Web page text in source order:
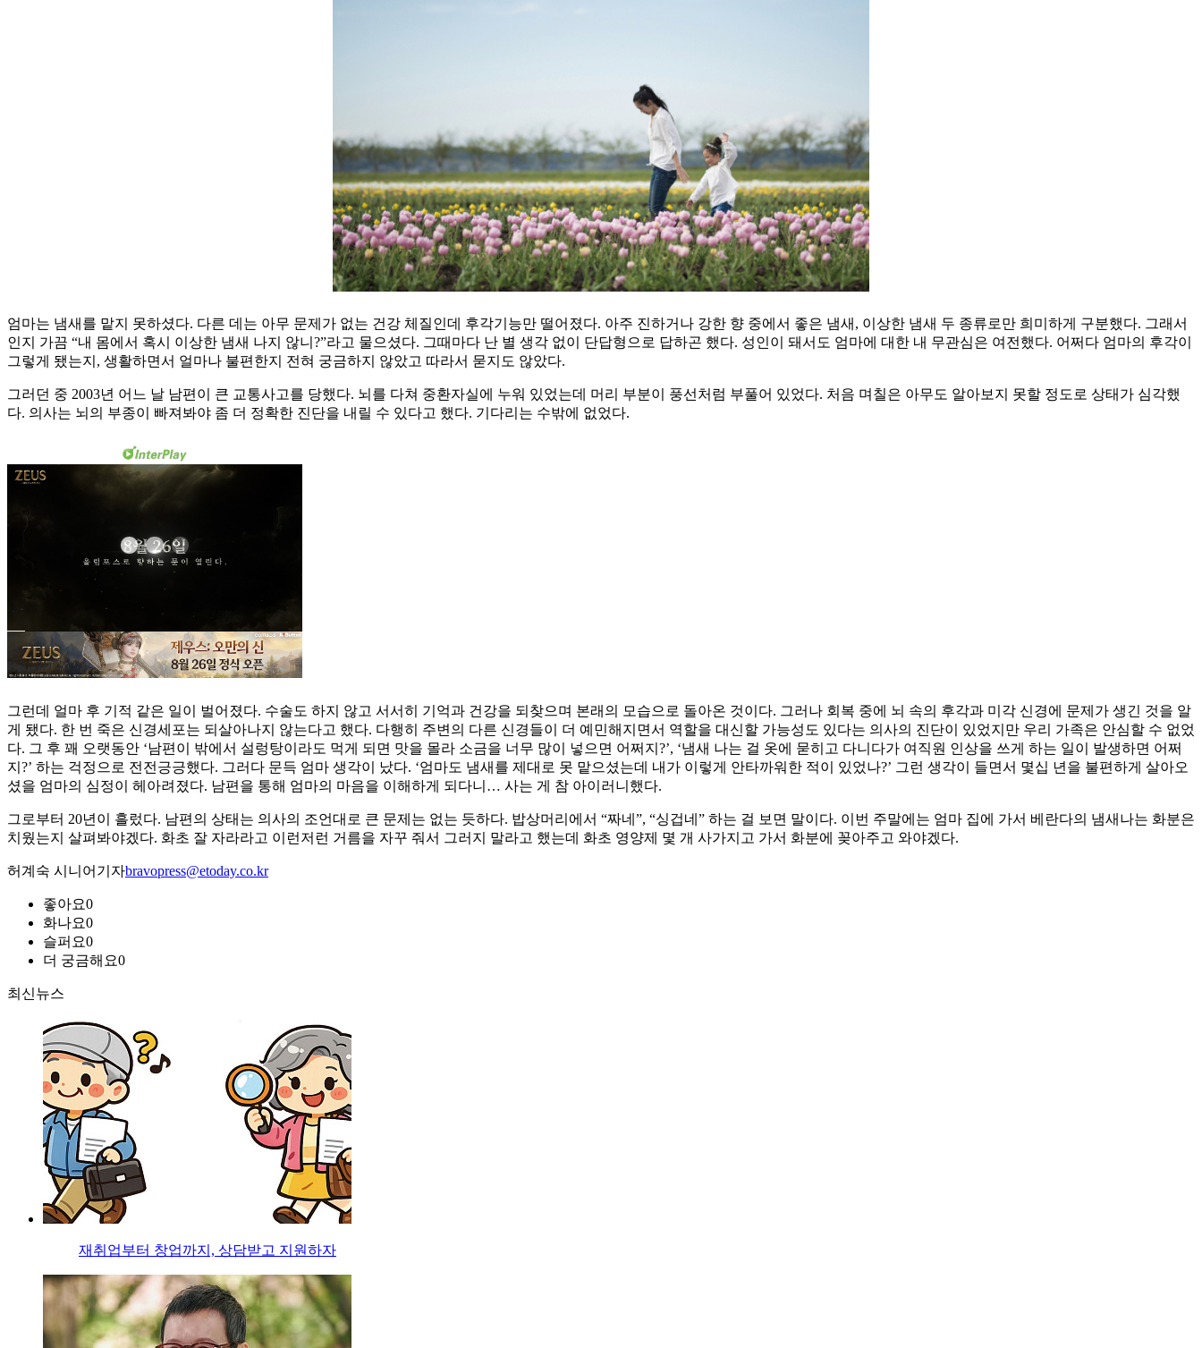
엄마는 냄새를 맡지 못하셨다. 다른 데는 아무 문제가 없는 건강 체질인데 후각기능만 떨어졌다. 아주 진하거나 강한 향 중에서 좋은 냄새, 이상한 냄새 두 종류로만 희미하게 구분했다. 그래서
인지 가끔 “내 몸에서 혹시 이상한 냄새 나지 않니?”라고 물으셨다. 그때마다 난 별 생각 없이 단답형으로 답하곤 했다. 성인이 돼서도 엄마에 대한 내 무관심은 여전했다. 어쩌다 엄마의 후각이
그렇게 됐는지, 생활하면서 얼마나 불편한지 전혀 궁금하지 않았고 따라서 묻지도 않았다.
그러던 중 2003년 어느 날 남편이 큰 교통사고를 당했다. 뇌를 다쳐 중환자실에 누워 있었는데 머리 부분이 풍선처럼 부풀어 있었다. 처음 며칠은 아무도 알아보지 못할 정도로 상태가 심각했
다. 의사는 뇌의 부종이 빠져봐야 좀 더 정확한 진단을 내릴 수 있다고 했다. 기다리는 수밖에 없었다.
그런데 얼마 후 기적 같은 일이 벌어졌다. 수술도 하지 않고 서서히 기억과 건강을 되찾으며 본래의 모습으로 돌아온 것이다. 그러나 회복 중에 뇌 속의 후각과 미각 신경에 문제가 생긴 것을 알
게 됐다. 한 번 죽은 신경세포는 되살아나지 않는다고 했다. 다행히 주변의 다른 신경들이 더 예민해지면서 역할을 대신할 가능성도 있다는 의사의 진단이 있었지만 우리 가족은 안심할 수 없었
다. 그 후 꽤 오랫동안 ‘남편이 밖에서 설렁탕이라도 먹게 되면 맛을 몰라 소금을 너무 많이 넣으면 어쩌지?’, ‘냄새 나는 걸 옷에 묻히고 다니다가 여직원 인상을 쓰게 하는 일이 발생하면 어쩌
지?’ 하는 걱정으로 전전긍긍했다. 그러다 문득 엄마 생각이 났다. ‘엄마도 냄새를 제대로 못 맡으셨는데 내가 이렇게 안타까워한 적이 있었나?’ 그런 생각이 들면서 몇십 년을 불편하게 살아오
셨을 엄마의 심정이 헤아려졌다. 남편을 통해 엄마의 마음을 이해하게 되다니… 사는 게 참 아이러니했다.
그로부터 20년이 흘렀다. 남편의 상태는 의사의 조언대로 큰 문제는 없는 듯하다. 밥상머리에서 “짜네”, “싱겁네” 하는 걸 보면 말이다. 이번 주말에는 엄마 집에 가서 베란다의 냄새나는 화분은
치웠는지 살펴봐야겠다. 화초 잘 자라라고 이런저런 거름을 자꾸 줘서 그러지 말라고 했는데 화초 영양제 몇 개 사가지고 가서 화분에 꽂아주고 와야겠다.
허계숙 시니어기자bravopress@etoday.co.kr
좋아요0
화나요0
슬퍼요0
더 궁금해요0
최신뉴스
재취업부터 창업까지, 상담받고 지원하자